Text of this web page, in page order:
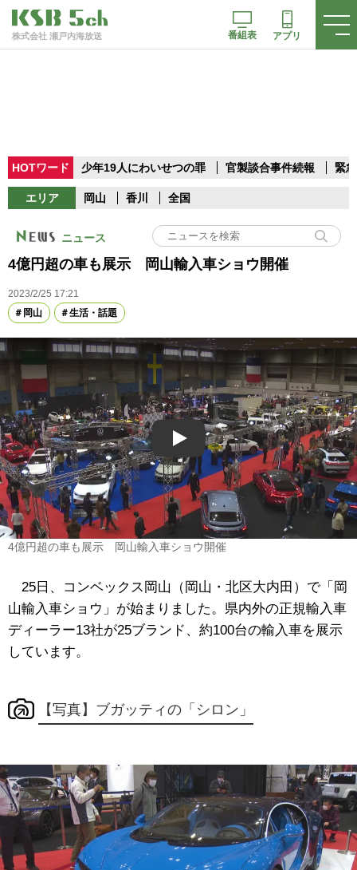
株式会社 瀬戸内海放送 番組表 アプリ
HOTワード 少年19人にわいせつの罪 官製談合事件続報 緊
エリア 岡山 香川 全国
ニュース
4億円超の車も展示 岡山輸入車ショウ開催
2023/2/25 17:21
岡山
生活・話題
Play
4億円超の車も展示 岡山輸入車ショウ開催
25日、コンベックス岡山（岡山・北区大内田）で「岡
山輸入車ショウ」が始まりました。県内外の正規輸入車
ディーラー13社が25ブランド、約100台の輸入車を展示
しています。
【写真】ブガッティの「シロン」